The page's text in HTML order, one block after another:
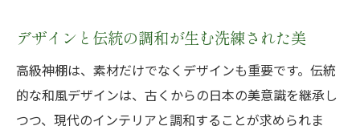
伝統技術が光る高級神棚の美しさ
手作りの温かみを感じる高級神棚
高級神棚の素材とその魅力
職人の技術が宿る高級神棚の奥深さ
デザインと伝統の調和が生む洗練された美
高級神棚は、素材だけでなくデザインも重要です。伝統
的な和風デザインは、古くからの日本の美意識を継承し
つつ、現代のインテリアと調和することが求められま